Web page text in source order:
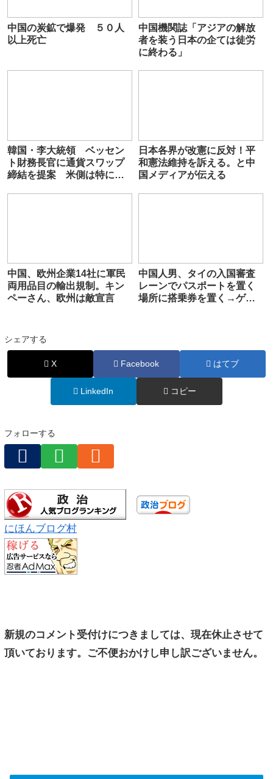
中国の炭鉱で爆発 ５０人
以上死亡
中国機関誌「アジアの解放
者を装う日本の企ては徒労
に終わる」
韓国・李大統領 ベッセン
ト財務長官に通貨スワップ
締結を提案 米側は特に扱
日本各界が改憲に反対！平
和憲法維持を訴える。と中
国メディアが伝える
中国、欧州企業14社に軍民
両用品目の輸出規制。キン
ペーさん、欧州は敵宣言
中国人男、タイの入国審査
レーンでパスポートを置く
場所に搭乗券を置く→ゲー
シェアする
X Facebook はてブ
LinkedIn コピー
フォローする
にほんブログ村
新規のコメント受付けにつきましては、現在休止させて
頂いております。ご不便おかけし申し訳ございません。